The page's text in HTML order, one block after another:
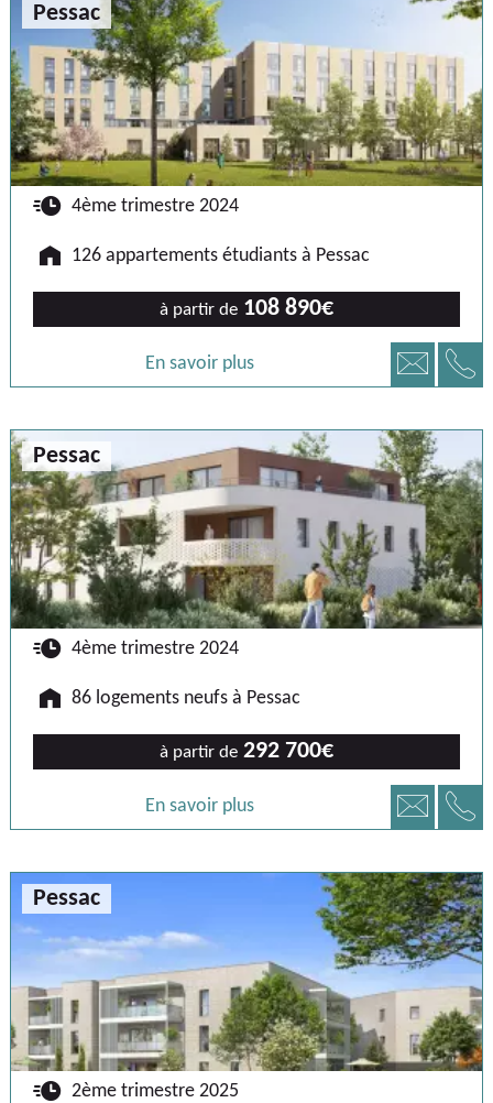
Pessac
🕐 4ème trimestre 2024
🏠 126 appartements étudiants à Pessac
à partir de 108 890€
En savoir plus 📧 📞
Pessac
🕐 4ème trimestre 2024
🏠 86 logements neufs à Pessac
à partir de 292 700€
En savoir plus 📧 📞
Pessac
🕐 2ème trimestre 2025